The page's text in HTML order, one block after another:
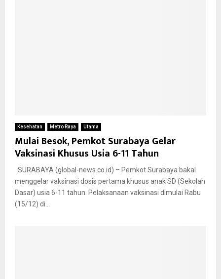
Kesehatan Metro Raya Utama
Mulai Besok, Pemkot Surabaya Gelar
Vaksinasi Khusus Usia 6-11 Tahun
SURABAYA (global-news.co.id) – Pemkot Surabaya bakal
menggelar vaksinasi dosis pertama khusus anak SD (Sekolah
Dasar) usia 6-11 tahun. Pelaksanaan vaksinasi dimulai Rabu
(15/12) di...